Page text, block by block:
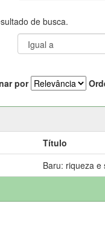
de busca.
por
Título
Baru: riqueza e